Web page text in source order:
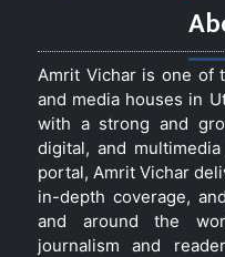
Amrit Vichar is one of
and media houses in
with a strong and
digital, and
portal, Amrit Vichar
in-depth coverage,
and around the
journalism and